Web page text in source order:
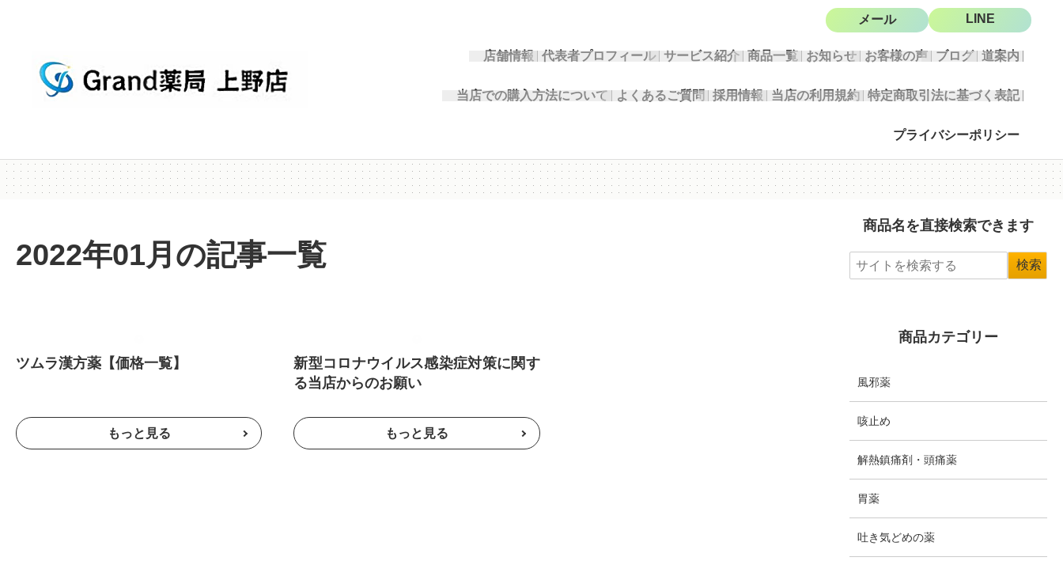
店舗情報 代表者プロフィール サービス紹介 商品一覧 お知らせ お客様の声 ブログ 道案内
当店での購入方法について よくあるご質問 採用情報 当店の利用規約 特定商取引法に基づく表記
プライバシーポリシー
メール LINE
2022年01月の記事一覧
ツムラ漢方薬【価格一覧】
新型コロナウイルス感染症対策に関す
る当店からのお願い
商品名を直接検索できます
商品カテゴリー
風邪薬
咳止め
解熱鎮痛剤・頭痛薬
胃薬
吐き気どめの薬